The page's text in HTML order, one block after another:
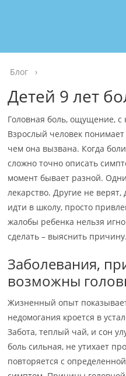
Блог ›
Детей 9 лет
Головная боль, ощущение,
Взрослый человек
чем она вызвана. Когда
сложно точно описать
момент бывает разной.
лекарство. Другие не
идти в школу, просто
жалобы ребенка нельзя
сделать – выяснить причину.
Заболевания,
возможны
Жизненный опыт
недомогания кроется в
Забота, теплый чай, и сон
боль сильная, не утихает
повторяется с